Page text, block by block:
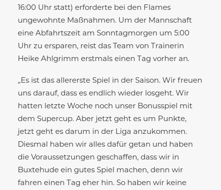
16:00 Uhr statt) erforderte bei den Flames
ungewohnte Maßnahmen. Um der Mannschaft
eine Abfahrtszeit am Sonntagmorgen um 5:00
Uhr zu ersparen, reist das Team von Trainerin
Heike Ahlgrimm erstmals einen Tag vorher an.
„Es ist das allererste Spiel in der Saison. Wir freuen
uns darauf, dass es endlich wieder losgeht. Wir
hatten letzte Woche noch unser Bonusspiel mit
dem Supercup. Aber jetzt geht es um Punkte,
jetzt geht es darum in der Liga anzukommen.
Diesmal haben wir alles dafür getan und haben
die Voraussetzungen geschaffen, dass wir in
Buxtehude ein gutes Spiel machen, denn wir
fahren einen Tag eher hin. So haben wir keine